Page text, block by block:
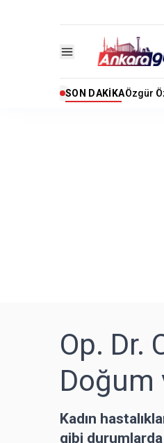
SON DAKIKAÖzgür
Op. Dr.
Doğum
Kadın
gibi